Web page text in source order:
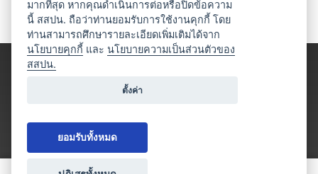
มากที่สุด หากคุณดำเนินการต่อหรือปิดข้อความ
นี้ สสปน. ถือว่าท่านยอมรับการใช้งานคุกกี้ โดย
ท่านสามารถศึกษารายละเอียดเพิ่มเติมได้จาก
นโยบายคุกกี้ และนโยบายความเป็นส่วนตัวของ
สสปน.
ตั้งค่า
ยอมรับทั้งหมด